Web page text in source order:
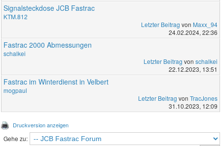
Signalsteckdose JCB Fastrac
KTM.812
Letzter Beitrag von Maxx_94
24.02.2024, 22:36
Fastrac 2000 Abmessungen
schalkei
Letzter Beitrag von schalkei
22.12.2023, 13:51
Fastrac im Winterdienst in Velbert
mogpaul
Letzter Beitrag von TracJones
31.10.2023, 12:09
Druckversion anzeigen
Gehe zu: